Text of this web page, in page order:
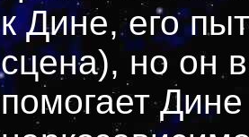
к Дине, его
сцена), но он
помогает